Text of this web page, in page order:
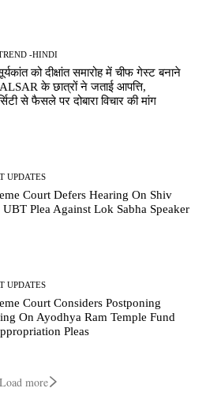
-HINDI
को दीक्षांत समारोह में चीफ गेस्ट बनाने
के छात्रों ने जताई आपत्ति,
से फैसले पर दोबारा विचार की मांग
UPDATES
Court Defers Hearing On Shiv
UBT Plea Against Lok Sabha Speaker
UPDATES
Court Considers Postponing
On Ayodhya Ram Temple Fund
Pleas
Load more